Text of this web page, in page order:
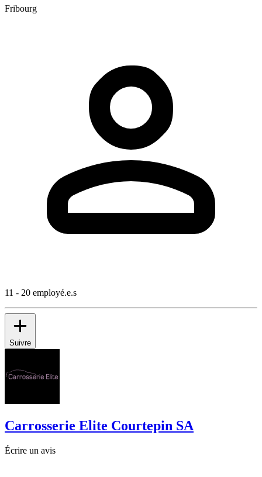
Fribourg
11 - 20 employé.e.s
Suivre
Carrosserie Elite Courtepin SA
Écrire un avis